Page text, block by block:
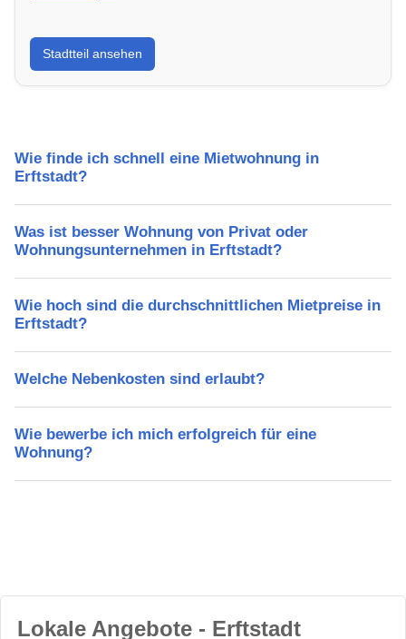
Erfahre mehr über deinen Stadtteil in Erftstadt:
Lebensqualität, Verkehrsanbindung, Schulen,
Freizeitmöglichkeiten und Mietpreise.
Stadtteil ansehen
Wie finde ich schnell eine Mietwohnung in
Erftstadt?
Was ist besser Wohnung von Privat oder
Wohnungsunternehmen in Erftstadt?
Wie hoch sind die durchschnittlichen Mietpreise in
Erftstadt?
Welche Nebenkosten sind erlaubt?
Wie bewerbe ich mich erfolgreich für eine
Wohnung?
Lokale Angebote - Erftstadt